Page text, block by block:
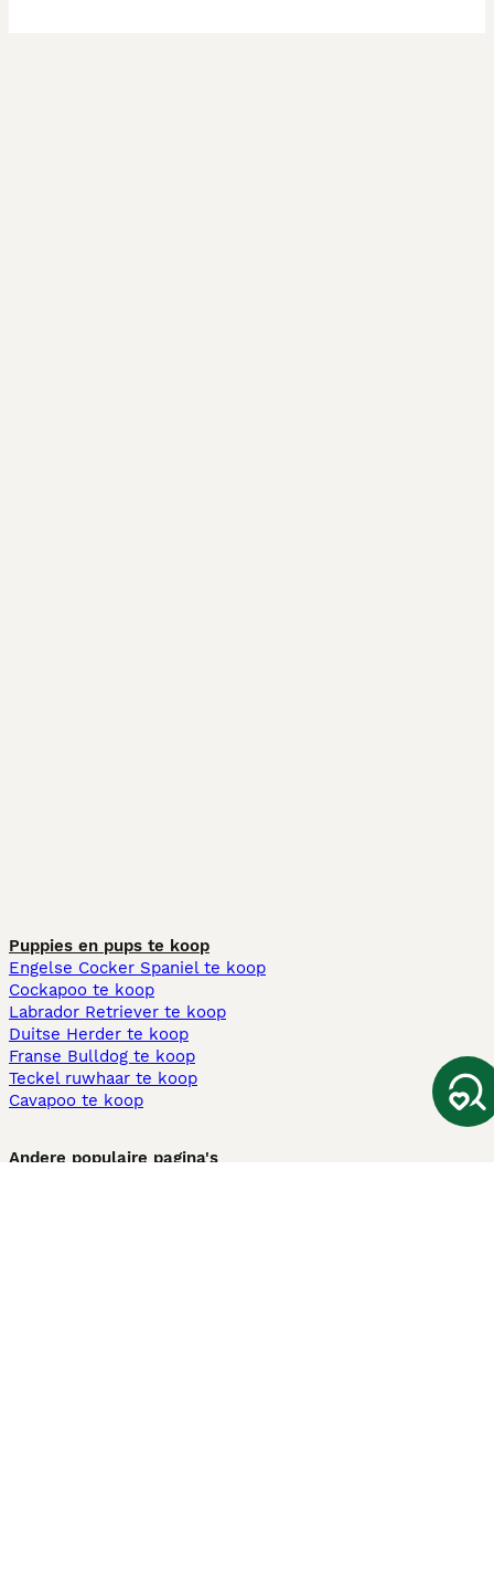
Puppies en pups te koop
Engelse Cocker Spaniel te koop
Cockapoo te koop
Labrador Retriever te koop
Duitse Herder te koop
Franse Bulldog te koop
Teckel ruwhaar te koop
Cavapoo te koop
Andere populaire pagina's